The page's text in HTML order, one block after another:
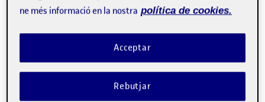
ne més informació en la nostra política de cookies.
Rebutjar
Acceptar